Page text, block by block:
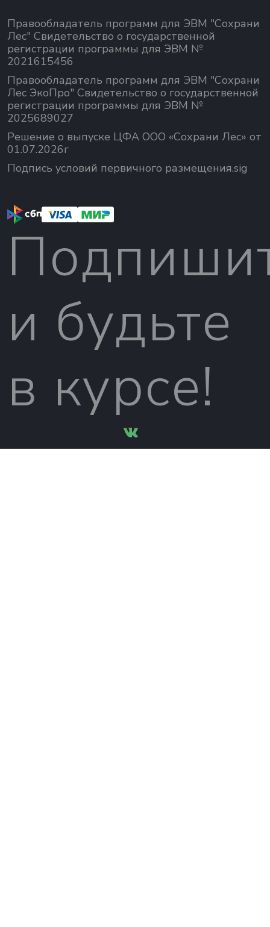
Правообладатель программ для ЭВМ "Сохрани
Лес" Свидетельство о государственной
регистрации программы для ЭВМ №
2021615456
Правообладатель программ для ЭВМ "Сохрани
Лес ЭкоПро" Свидетельство о государственной
регистрации программы для ЭВМ №
2025689027
Решение о выпуске ЦФА ООО «Сохрани Лес» от
01.07.2026г
Подпись условий первичного размещения.sig
и будьте
в курсе!
вконтакте